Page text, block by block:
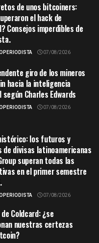
de unos bitcoiners:
el hack de
Consejos imperdibles de
07/08/2026
giro de los mineros
hacia la inteligencia
Charles Edwards
07/08/2026
los futuros y
de divisas latinoamericanas
superan todas las
en el primer semestre
07/08/2026
Coldcard: ¿se
nuestras certezas